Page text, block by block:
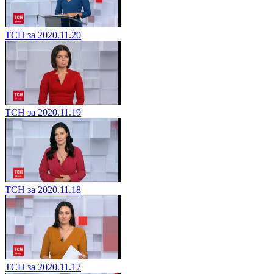
ТСН за 2020.11.20
ТСН за 2020.11.19
ТСН за 2020.11.18
ТСН за 2020.11.17